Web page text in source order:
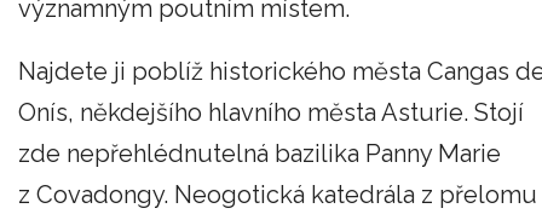
významným poutním místem.
Najdete ji poblíž historického města Cangas
Onís, někdejšího hlavního města Asturie. Stojí
zde nepřehlédnutelná bazilika Panny Marie
z Covadongy. Neogotická katedrála z přelomu